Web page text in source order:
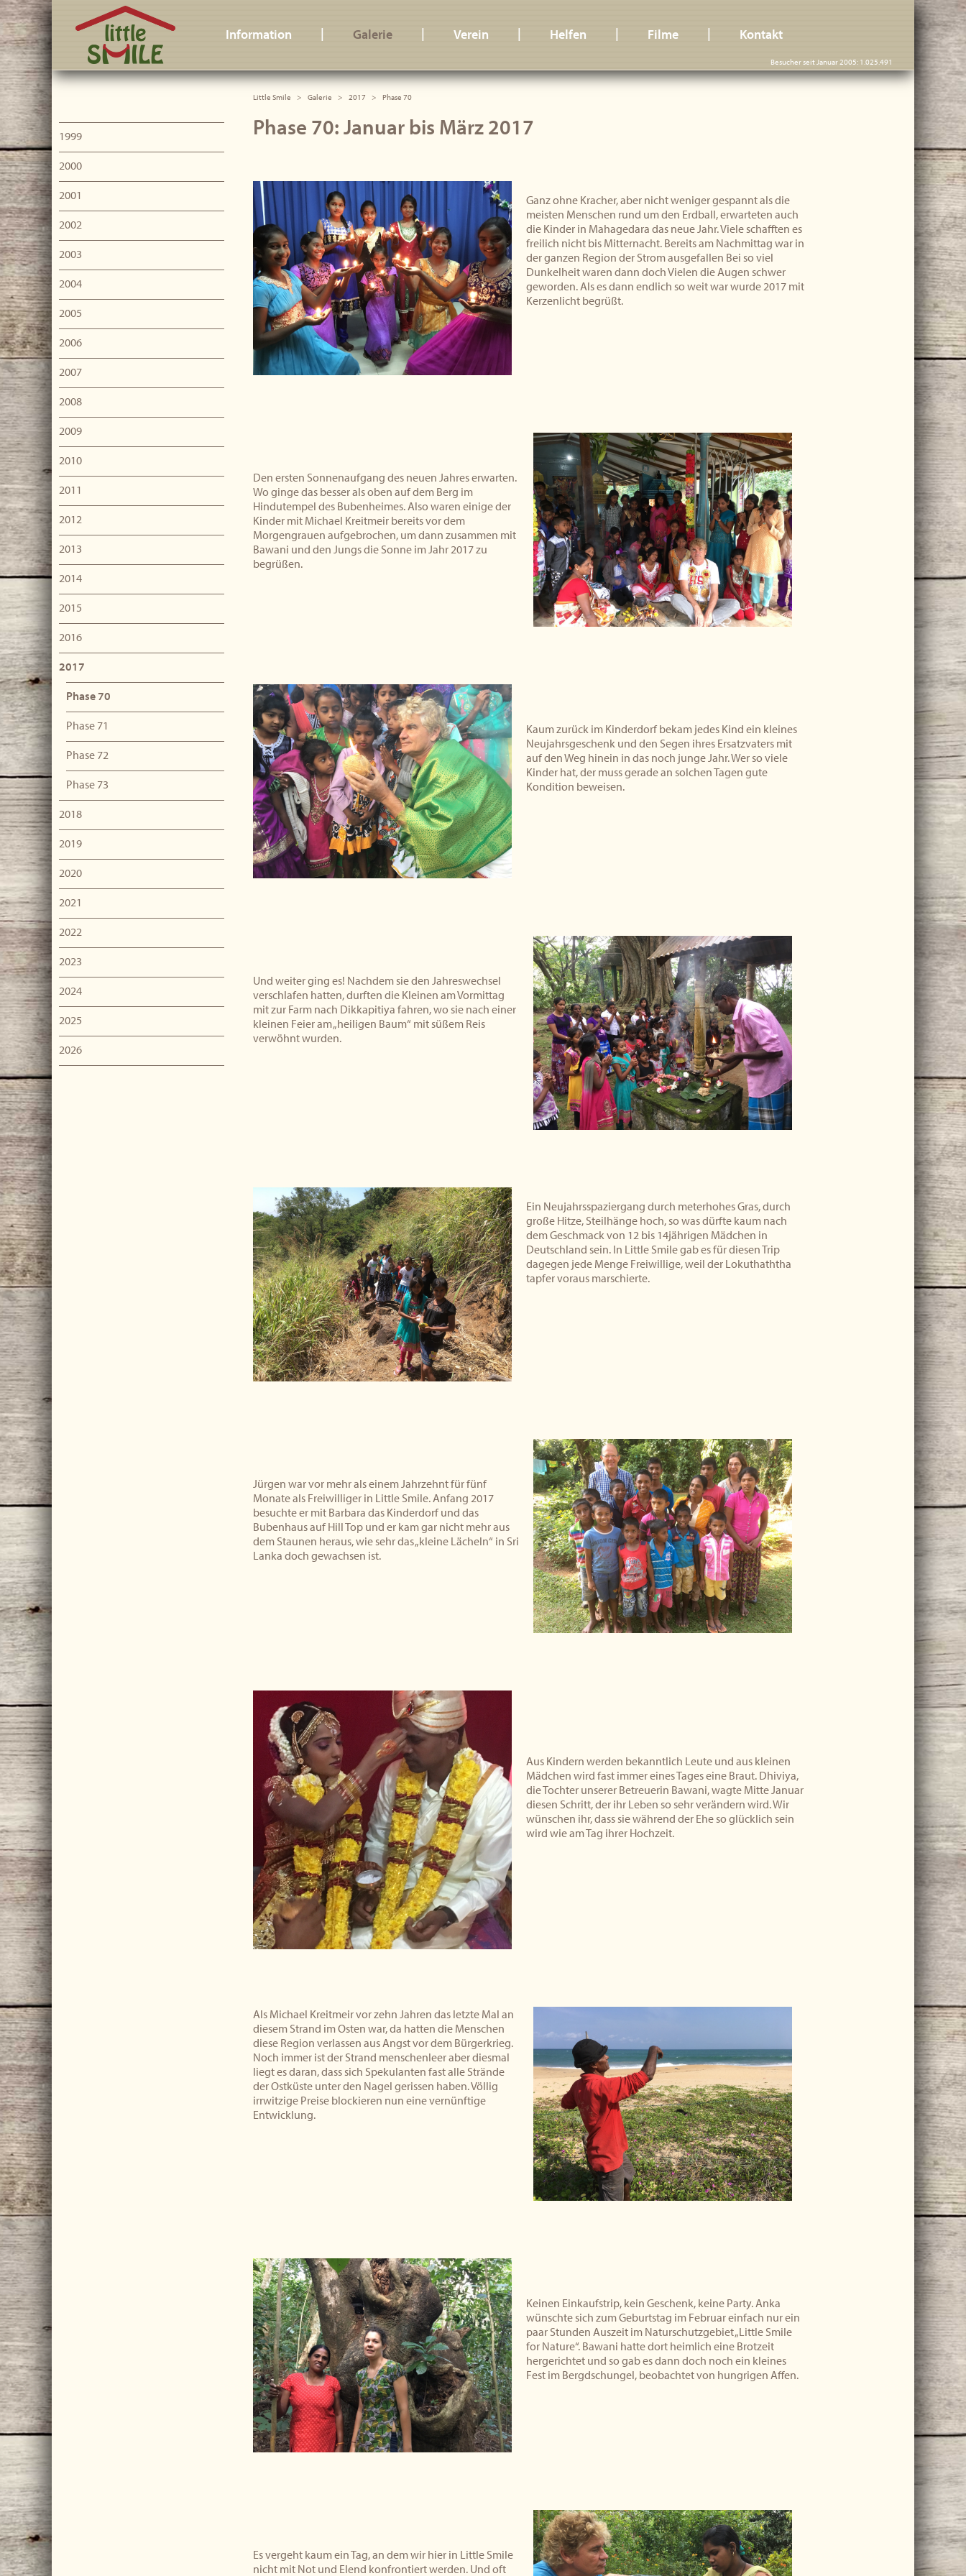
Information | Galerie | Verein | Helfen | Filme | Kontakt
Besucher seit Januar 2005: 1.025.491
Little Smile Galerie 2017 Phase 70
1999
2000
2001
2002
2003
2004
2005
2006
2007
2008
2009
2010
2011
2012
2013
2014
2015
2016
2017
Phase 70
Phase 71
Phase 72
Phase 73
2018
2019
2020
2021
2022
2023
2024
2025
2026
Phase 70: Januar bis März 2017
Ganz ohne Kracher, aber nicht weniger gespannt als die
meisten Menschen rund um den Erdball, erwarteten auch
die Kinder in Mahagedara das neue Jahr. Viele schafften es
freilich nicht bis Mitternacht. Bereits am Nachmittag war in
der ganzen Region der Strom ausgefallen Bei so viel
Dunkelheit waren dann doch Vielen die Augen schwer
geworden. Als es dann endlich so weit war wurde 2017 mit
Kerzenlicht begrüßt.
Den ersten Sonnenaufgang des neuen Jahres erwarten.
Wo ginge das besser als oben auf dem Berg im
Hindutempel des Bubenheimes. Also waren einige der
Kinder mit Michael Kreitmeir bereits vor dem
Morgengrauen aufgebrochen, um dann zusammen mit
Bawani und den Jungs die Sonne im Jahr 2017 zu
begrüßen.
Kaum zurück im Kinderdorf bekam jedes Kind ein kleines
Neujahrsgeschenk und den Segen ihres Ersatzvaters mit
auf den Weg hinein in das noch junge Jahr. Wer so viele
Kinder hat, der muss gerade an solchen Tagen gute
Kondition beweisen.
Und weiter ging es! Nachdem sie den Jahreswechsel
verschlafen hatten, durften die Kleinen am Vormittag
mit zur Farm nach Dikkapitiya fahren, wo sie nach einer
kleinen Feier am „heiligen Baum“ mit süßem Reis
verwöhnt wurden.
Ein Neujahrsspaziergang durch meterhohes Gras, durch
große Hitze, Steilhänge hoch, so was dürfte kaum nach
dem Geschmack von 12 bis 14jährigen Mädchen in
Deutschland sein. In Little Smile gab es für diesen Trip
dagegen jede Menge Freiwillige, weil der Lokuthaththa
tapfer voraus marschierte.
Jürgen war vor mehr als einem Jahrzehnt für fünf
Monate als Freiwilliger in Little Smile. Anfang 2017
besuchte er mit Barbara das Kinderdorf und das
Bubenhaus auf Hill Top und er kam gar nicht mehr aus
dem Staunen heraus, wie sehr das „kleine Lächeln“ in Sri
Lanka doch gewachsen ist.
Aus Kindern werden bekanntlich Leute und aus kleinen
Mädchen wird fast immer eines Tages eine Braut. Dhiviya,
die Tochter unserer Betreuerin Bawani, wagte Mitte Januar
diesen Schritt, der ihr Leben so sehr verändern wird. Wir
wünschen ihr, dass sie während der Ehe so glücklich sein
wird wie am Tag ihrer Hochzeit.
Als Michael Kreitmeir vor zehn Jahren das letzte Mal an
diesem Strand im Osten war, da hatten die Menschen
diese Region verlassen aus Angst vor dem Bürgerkrieg.
Noch immer ist der Strand menschenleer aber diesmal
liegt es daran, dass sich Spekulanten fast alle Strände
der Ostküste unter den Nagel gerissen haben. Völlig
irrwitzige Preise blockieren nun eine vernünftige
Entwicklung.
Keinen Einkaufstrip, kein Geschenk, keine Party. Anka
wünschte sich zum Geburtstag im Februar einfach nur ein
paar Stunden Auszeit im Naturschutzgebiet „Little Smile
for Nature“. Bawani hatte dort heimlich eine Brotzeit
hergerichtet und so gab es dann doch noch ein kleines
Fest im Bergdschungel, beobachtet von hungrigen Affen.
Es vergeht kaum ein Tag, an dem wir hier in Little Smile
nicht mit Not und Elend konfrontiert werden. Und oft